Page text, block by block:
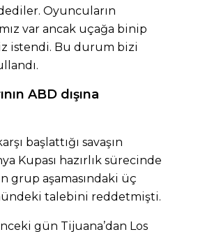
dediler. Oyuncuların
var ancak uçağa binip
istendi. Bu durum bizi
ABD dışına
başlattığı savaşın
Kupası hazırlık sürecinde
grup aşamasındaki üç
talebini reddetmişti.
gün Tijuana’dan Los